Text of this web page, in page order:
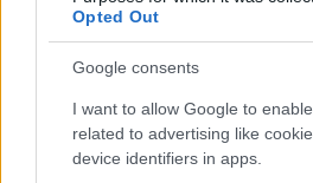
Opted Out
Google consents
I want to allow Google to
related to advertising like
device identifiers in apps.
per Giovani Atleti
Nazionale italiana di basket:
amichevoli a Trento
Europei U18 basket: Italia e
l’oro